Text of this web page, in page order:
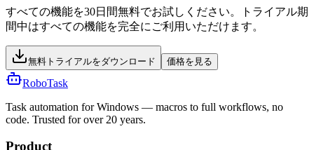
すべての機能を30日間無料でお試しください。トライアル期
間中はすべての機能を完全にご利用いただけます。
無料トライアルをダウンロード 価格を見る
RoboTask
Task automation for Windows — macros to full workflows, no
code. Trusted for over 20 years.
Product